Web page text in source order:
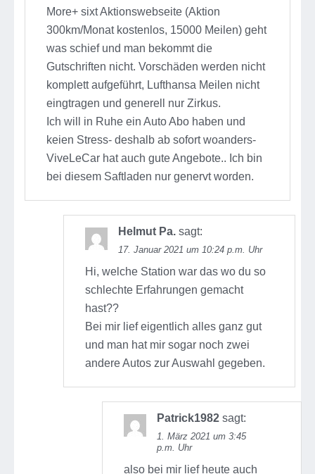
More+ sixt Aktionswebseite (Aktion
300km/Monat kostenlos, 15000 Meilen) geht
was schief und man bekommt die
Gutschriften nicht. Vorschäden werden nicht
komplett aufgeführt, Lufthansa Meilen nicht
eingtragen und generell nur Zirkus.
Ich will in Ruhe ein Auto Abo haben und
keien Stress- deshalb ab sofort woanders-
ViveLeCar hat auch gute Angebote.. Ich bin
bei diesem Saftladen nur genervt worden.
Helmut Pa. sagt:
17. Januar 2021 um 10:24 p.m. Uhr
Hi, welche Station war das wo du so
schlechte Erfahrungen gemacht
hast??
Bei mir lief eigentlich alles ganz gut
und man hat mir sogar noch zwei
andere Autos zur Auswahl gegeben.
Patrick1982 sagt:
1. März 2021 um 3:45
p.m. Uhr
also bei mir lief heute auch